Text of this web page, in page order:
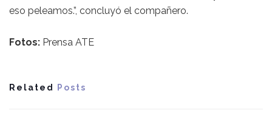
eso peleamos.”, concluyó el compañero.
Fotos: Prensa ATE
Related Posts